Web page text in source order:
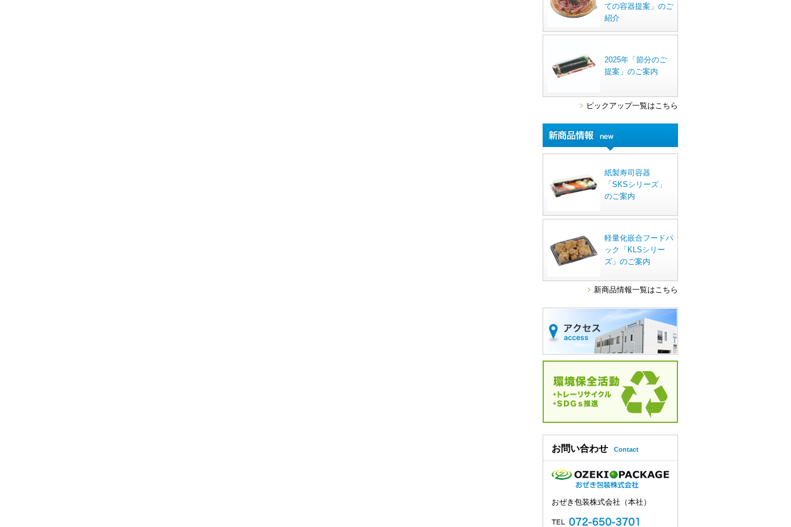
ての容器提案」のご
紹介
2025年「節分のご
提案」のご案内
ピックアップ一覧はこちら
紙製寿司容器
「SKSシリーズ」
のご案内
軽量化嵌合フードパ
ック「KLSシリー
ズ」のご案内
新商品情報一覧はこちら
お問い合わせ Contact
おぜき包装株式会社（本社）